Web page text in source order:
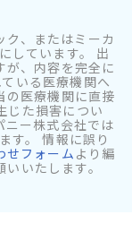
、またはミーカ
しています。 出
、内容を完全に
いる医療機関へ
の医療機関に直接
じた損害につい
ニー株式会社では
す。 情報に誤り
せフォーム より編
いたします。